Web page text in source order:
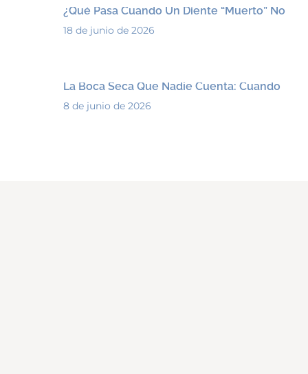
¿Qué Pasa Cuando Un Diente “muerto” No
18 de junio de 2026
La Boca Seca Que Nadie Cuenta: Cuando
8 de junio de 2026